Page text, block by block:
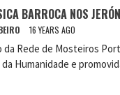
BARROCA NOS
16 YEARS AGO
da Rede de Mosteiros
Humanidade e